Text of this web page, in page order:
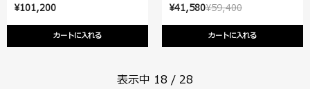
¥101,200
カートに入れる
¥59,400
¥41,580
カートに入れる
表示中 18 / 28